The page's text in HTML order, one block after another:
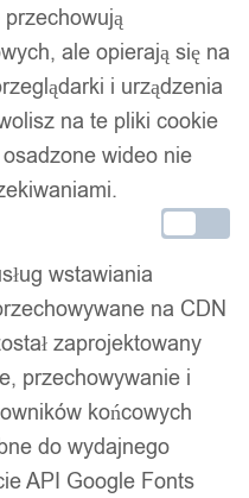
ale opierają się na
i urządzenia
na te pliki cookie
wideo nie
wstawiania
na CDN
zaprojektowany
przechowywanie i
końcowych
do wydajnego
API Google Fonts